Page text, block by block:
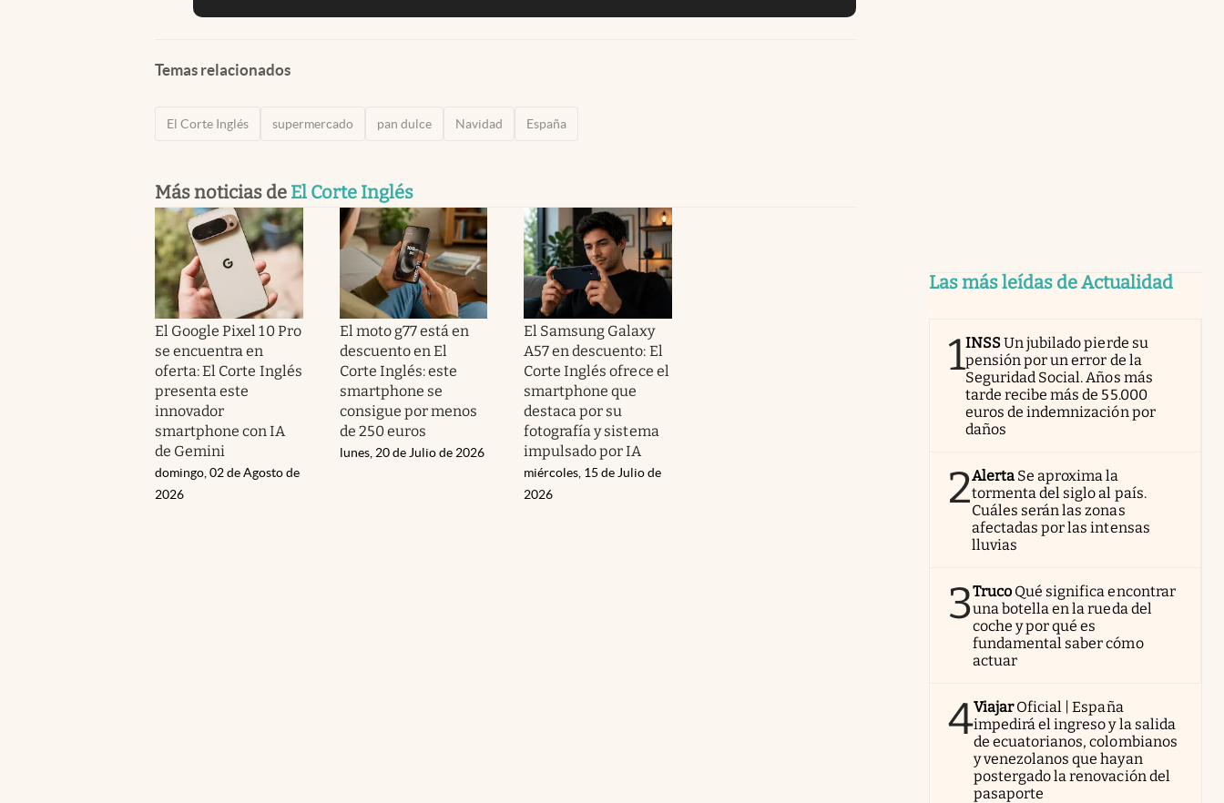
Temas relacionados
El Corte Inglés supermercado pan dulce Navidad España
Más noticias de El Corte Inglés
El Google Pixel 10 Pro
se encuentra en
oferta: El Corte Inglés
presenta este
innovador
smartphone con IA
de Gemini
domingo, 02 de Agosto de
2026
El moto g77 está en
descuento en El
Corte Inglés: este
smartphone se
consigue por menos
de 250 euros
lunes, 20 de Julio de 2026
El Samsung Galaxy
A57 en descuento: El
Corte Inglés ofrece el
smartphone que
destaca por su
fotografía y sistema
impulsado por IA
miércoles, 15 de Julio de
2026
Las más leídas de Actualidad
1INSSUn jubilado pierde su
pensión por un error de la
Seguridad Social. Años más
tarde recibe más de 55.000
euros de indemnización por
daños
2Alerta Se aproxima la
tormenta del siglo al país.
Cuáles serán las zonas
afectadas por las intensas
lluvias
3Truco Qué significa encontrar
una botella en la rueda del
coche y por qué es
fundamental saber cómo
actuar
4Viajar Oficial | España
impedirá el ingreso y la salida
de ecuatorianos, colombianos
y venezolanos que hayan
postergado la renovación del
pasaporte